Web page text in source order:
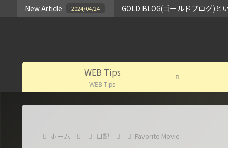
New Article 2024/04/24 GOLD BLOG(ゴールドブログ)
WEB Tips
WEB Tips
ホーム 日記 Favorite Movie